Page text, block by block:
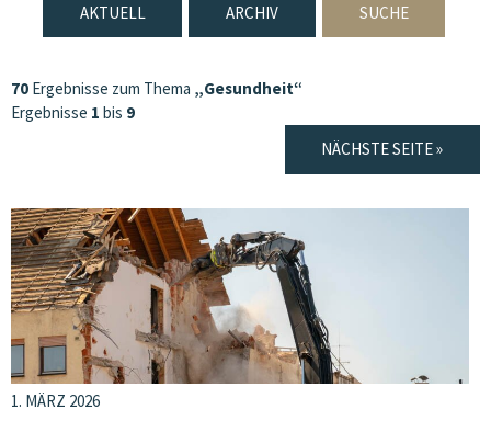
AKTUELL ARCHIV SUCHE
70 Ergebnisse zum Thema „Gesundheit“
Ergebnisse 1 bis 9
NÄCHSTE SEITE »
1. MÄRZ 2026